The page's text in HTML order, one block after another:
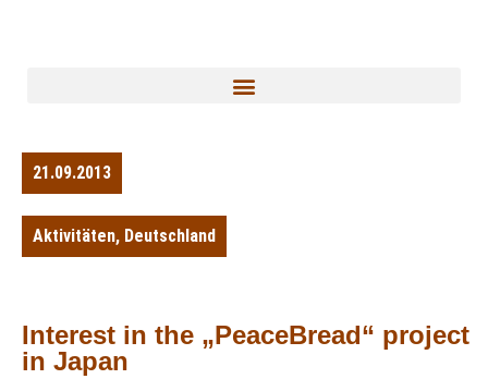
21.09.2013
Aktivitäten, Deutschland
Interest in the „PeaceBread“ project
in Japan